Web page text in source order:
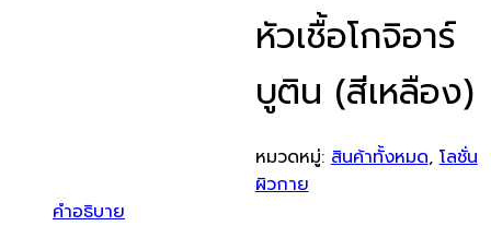
หัวเชื้อโกจิอาร์
บูติน (สีเหลือง)
หมวดหมู่:สินค้าทั้งหมด,โลชั่น
ผิวกาย
คำอธิบาย